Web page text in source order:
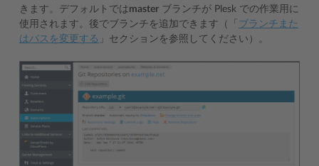
きます。デフォルトでは master ブランチが Plesk での作業用に
使用されます。後でブランチを追加できます（「 ブランチまた
はパスを変更する 」セクションを参照してください）。